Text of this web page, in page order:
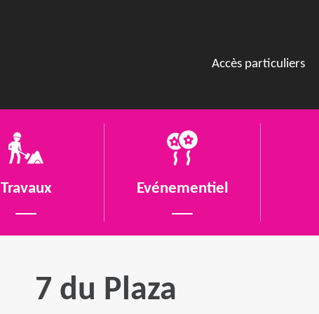
Accès particuliers
Travaux Evénementiel
7 du Plaza